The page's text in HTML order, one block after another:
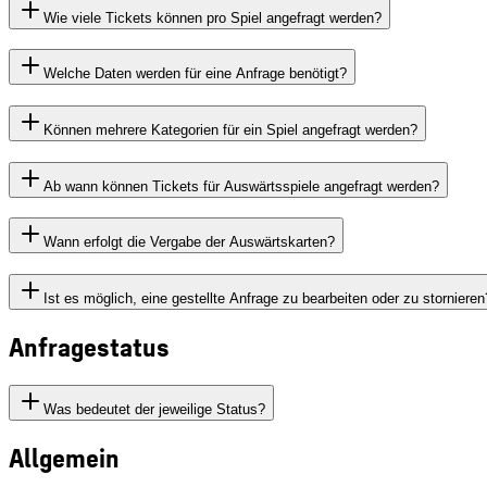
Wie viele Tickets können pro Spiel angefragt werden?
Welche Daten werden für eine Anfrage benötigt?
Können mehrere Kategorien für ein Spiel angefragt werden?
Ab wann können Tickets für Auswärtsspiele angefragt werden?
Wann erfolgt die Vergabe der Auswärtskarten?
Ist es möglich, eine gestellte Anfrage zu bearbeiten oder zu
Anfragestatus
Was bedeutet der jeweilige Status?
Allgemein